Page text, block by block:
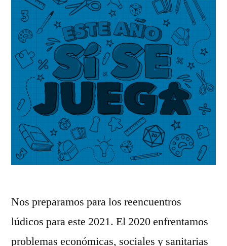
Nos preparamos para los reencuentros
lúdicos para este 2021. El 2020 enfrentamos
problemas económicas, sociales y sanitarias